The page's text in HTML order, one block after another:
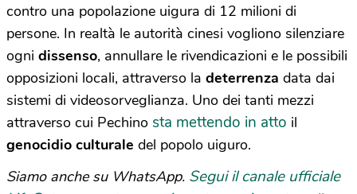
contro una popolazione uigura di 12 milioni di
persone. In realtà le autorità cinesi vogliono silenziare
ogni dissenso, annullare le rivendicazioni e le possibili
opposizioni locali, attraverso la deterrenza data dai
sistemi di videosorveglianza. Uno dei tanti mezzi
attraverso cui Pechino sta mettendo in atto il
genocidio culturale del popolo uiguro.
Siamo anche su WhatsApp. Segui il canale ufficiale